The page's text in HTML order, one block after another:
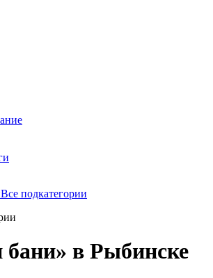
Все подкатегории
в Рыбинске